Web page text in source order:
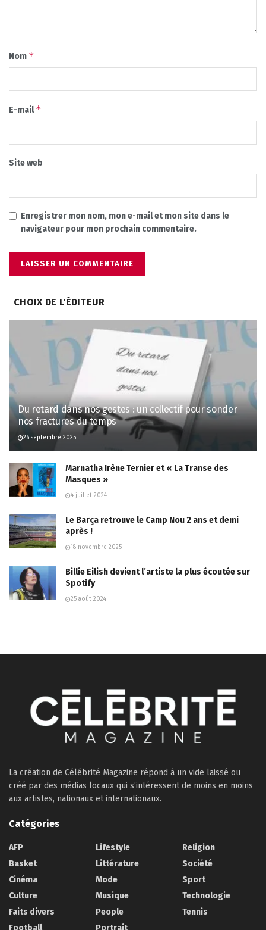
Nom *
E-mail*
Site web
Enregistrer mon nom, mon e-mail et mon site dans le
navigateur pour mon prochain commentaire.
CHOIX DE L'ÉDITEUR
Du retard dans nos gestes : un collectif pour sonder
nos fractures du temps
26 septembre 2025
Marnatha Irène Ternier et « La Transe des
Masques »
4 juillet 2024
Le Barça retrouve le Camp Nou 2 ans et demi
après !
18 novembre 2025
Billie Eilish devient l’artiste la plus écoutée sur
Spotify
25 août 2024
La création de Célébrité Magazine répond à un vide laissé ou
créé par des médias locaux qui s’intéressent de moins en moins
aux artistes, nationaux et internationaux.
Catégories
AFP
Basket
Cinéma
Culture
Faits divers
Lifestyle
Littérature
Mode
Musique
People
Religion
Société
Sport
Technologie
Tennis